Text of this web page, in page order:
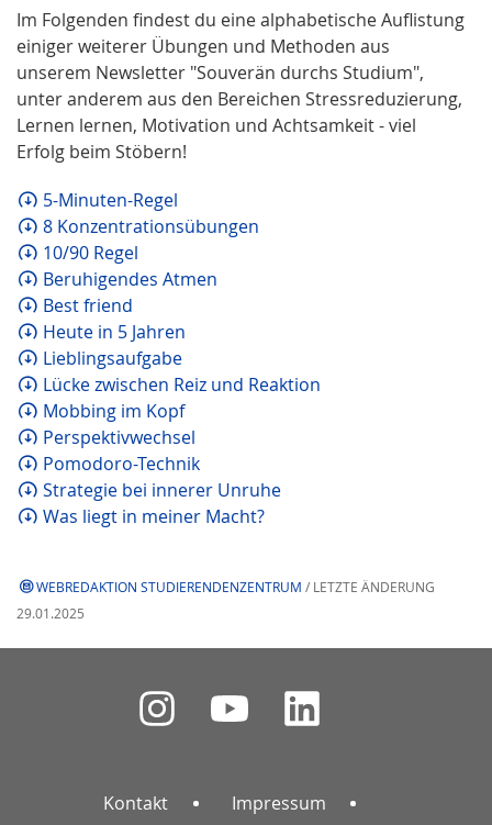
Im Folgenden findest du eine alphabetische Auflistung
einiger weiterer Übungen und Methoden aus
unserem Newsletter "Souverän durchs Studium",
unter anderem aus den Bereichen Stressreduzierung,
Lernen lernen, Motivation und Achtsamkeit - viel
Erfolg beim Stöbern!
5-Minuten-Regel
8 Konzentrationsübungen
10/90 Regel
Beruhigendes Atmen
Best friend
Heute in 5 Jahren
Lieblingsaufgabe
Lücke zwischen Reiz und Reaktion
Mobbing im Kopf
Perspektivwechsel
Pomodoro-Technik
Strategie bei innerer Unruhe
Was liegt in meiner Macht?
WEBREDAKTION STUDIERENDENZENTRUM / LETZTE ÄNDERUNG
29.01.2025
Kontakt Impressum